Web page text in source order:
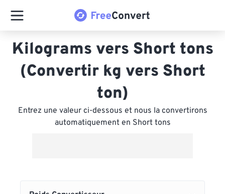
Kilograms vers Short tons
(Convertir kg vers Short
ton)
Entrez une valeur ci-dessous et nous la convertirons
automatiquement en Short tons